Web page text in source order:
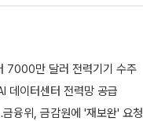
7000만 달러 전력기기 수주
데이터센터 전력망 공급
융위, 금감원에 '재보완' 요청